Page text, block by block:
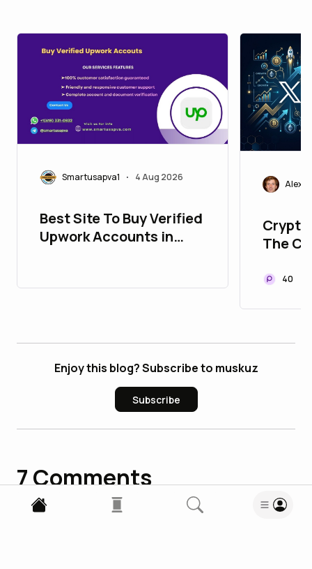
Smartusapva1 • 4 Aug 2026
Best Site To Buy Verified
Upwork Accounts in
Crypto
The
in 2026
40
Enjoy this blog? Subscribe to muskuz
Subscribe
7Comments